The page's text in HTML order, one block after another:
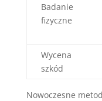
Badanie
fizyczne
Wycena
szkód
Nowoczesne